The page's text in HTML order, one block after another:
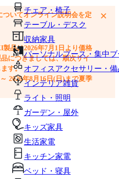
チェア・椅子
テーブル・デスク
収納家具
パーソナルブース・集中
オフィスアクセサリー・備
インテリア雑貨
ライト・照明
ガーデン・屋外
キッズ家具
生活家電
キッチン家電
ベッド・寝具
付けて、カートに追加できます
いてオンライン説明会を定
品は2026年7月1日より価格
につきましては、順次サイ
ます。
2026年8月16日(日)まで夏季
×